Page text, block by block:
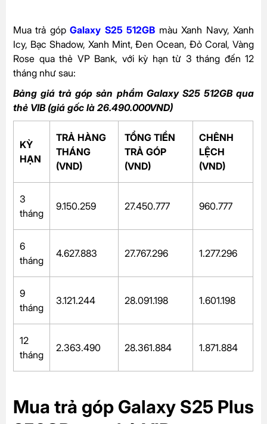
Mua trả gópGalaxy S25 512GB màu Xanh Navy, Xanh
Icy, Bạc Shadow, Xanh Mint, Đen Ocean, Đỏ Coral, Vàng
Rose qua thẻ VP Bank, với kỳ hạn từ 3 tháng đến 12
tháng như sau:
Bảng giá trả góp sản phẩm Galaxy S25 512GB qua
thẻ VIB (giá gốc là 26.490.000VND)
KỲ
HẠN
TRẢ HÀNG
THÁNG
(VND)
TỔNG TIỀN
TRẢ GÓP
(VND)
CHÊNH
LỆCH
(VND)
3
tháng
9.150.259 27.450.777 960.777
6
tháng
4.627.883 27.767.296 1.277.296
9
tháng
3.121.244 28.091.198 1.601.198
12
tháng
2.363.490 28.361.884 1.871.884
Mua trả góp Galaxy S25 Plus